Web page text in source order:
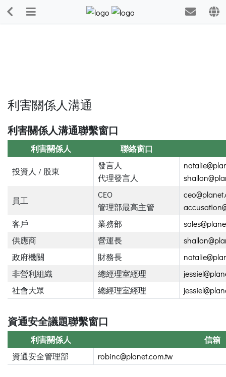
利害關係人溝通
利害關係人溝通聯繫窗口
利害關係人 聯絡窗口
投資人 / 股東
發言人
代理發言人
員工
CEO
管理部最高主管
客戶
業務部
供應商
營運長
政府機關
財務長
非營利組織
總經理室經理
社會大眾
總經理室經理
資通安全議題聯繫窗口
利害關係人
信箱
資通安全管理部
robinc@planet.com.tw